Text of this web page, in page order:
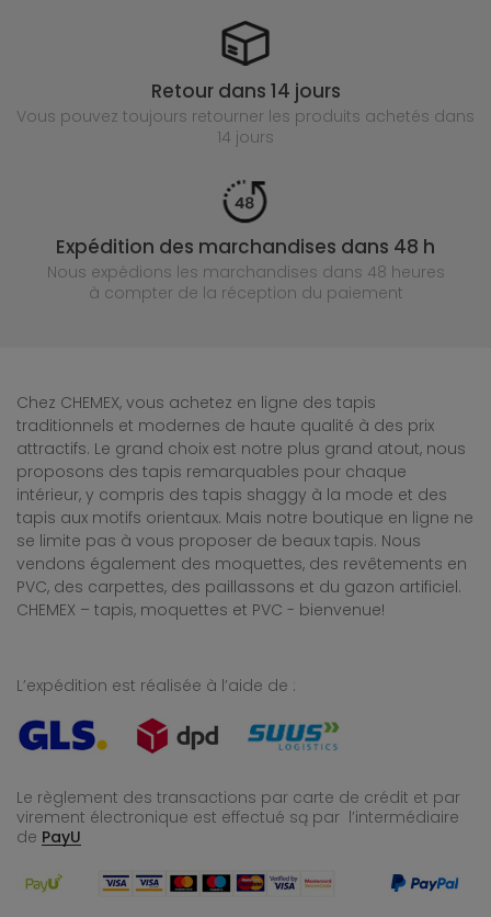
Retour dans 14 jours
Vous pouvez toujours retourner les produits achetés dans
14 jours
Expédition des marchandises dans 48 h
Nous expédions les marchandises dans 48 heures
à compter de la réception du paiement
Chez CHEMEX, vous achetez en ligne des tapis
traditionnels et modernes de haute qualité à des prix
attractifs. Le grand choix est notre plus grand atout, nous
proposons des tapis remarquables pour chaque
intérieur, y compris des tapis shaggy à la mode et des
tapis aux motifs orientaux. Mais notre boutique en ligne ne
se limite pas à vous proposer de beaux tapis. Nous
vendons également des moquettes, des revêtements en
PVC, des carpettes, des paillassons et du gazon artificiel.
CHEMEX – tapis, moquettes et PVC - bienvenue!
L’expédition est réalisée à l’aide de :
Le règlement des transactions par carte de crédit et par
virement électronique est effectué są par l’intermédiaire
de PayU